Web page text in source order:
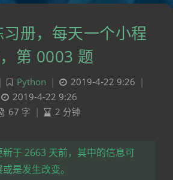
册，每天一个小程
第 0003 题
| Python | 2019-4-22 9:26 |
2019-4-22 9:26
67 字 | 2 分钟
于 2663 天前，其中的信息可
是发生改变。